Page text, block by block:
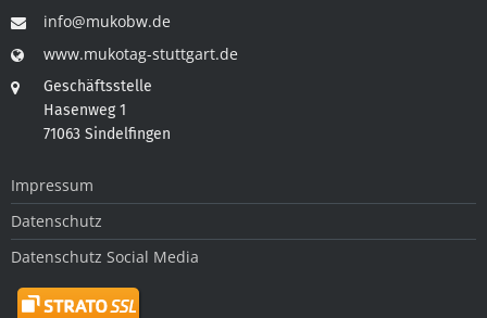
info@mukobw.de
www.mukotag-stuttgart.de
Geschäftsstelle
Hasenweg 1
71063 Sindelfingen
Impressum
Datenschutz
Datenschutz Social Media